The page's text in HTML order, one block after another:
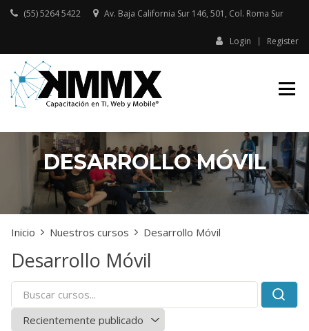
Skip
(55) 5264 5422 Av. Baja California Sur 146, 501, Col. Roma Sur​
Login Register
CAPACITACIÓN
DESARROLLO MÓVIL
Inicio Nuestros cursos Desarrollo Móvil
Desarrollo Móvil